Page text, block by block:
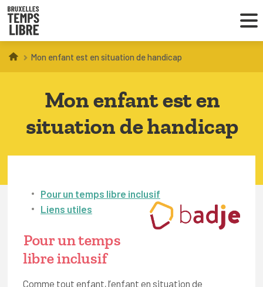
Infos parents
Droit au loisir
Coordinations ATL
À BRUXELLES
Mon enfant est en situation de handicap
Mon enfant est en
situation de handicap
Pour un temps libre inclusif
Liens utiles
Pour un temps
libre inclusif
Comme tout enfant, l’enfant en situation de